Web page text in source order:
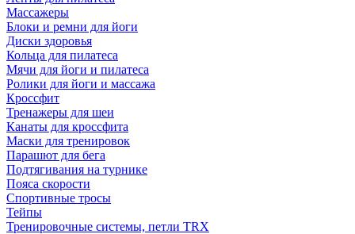
Массажеры
Блоки и ремни для йоги
Диски здоровья
Кольца для пилатеса
Мячи для йоги и пилатеса
Ролики для йоги и массажа
Кроссфит
Тренажеры для шеи
Канаты для кроссфита
Маски для тренировок
Парашют для бега
Подтягивания на турнике
Пояса скорости
Спортивные тросы
Тейпы
Тренировочные системы, петли TRX